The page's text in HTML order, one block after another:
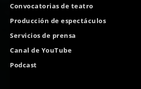
Convocatorias de teatro
Producción de espectáculos
Servicios de prensa
Canal de YouTube
Podcast